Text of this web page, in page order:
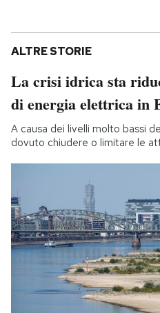
ALTRE STORIE
La crisi idrica sta
di energia elettrica in
A causa dei livelli molto bassi
dovuto chiudere o limitare le